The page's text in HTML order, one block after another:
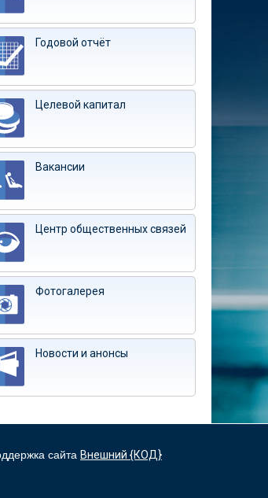
Годовой отчёт
Целевой капитал
Вакансии
Центр общественных связей
Фотогалерея
Новости и анонсы
сайта Внешний {КОД}